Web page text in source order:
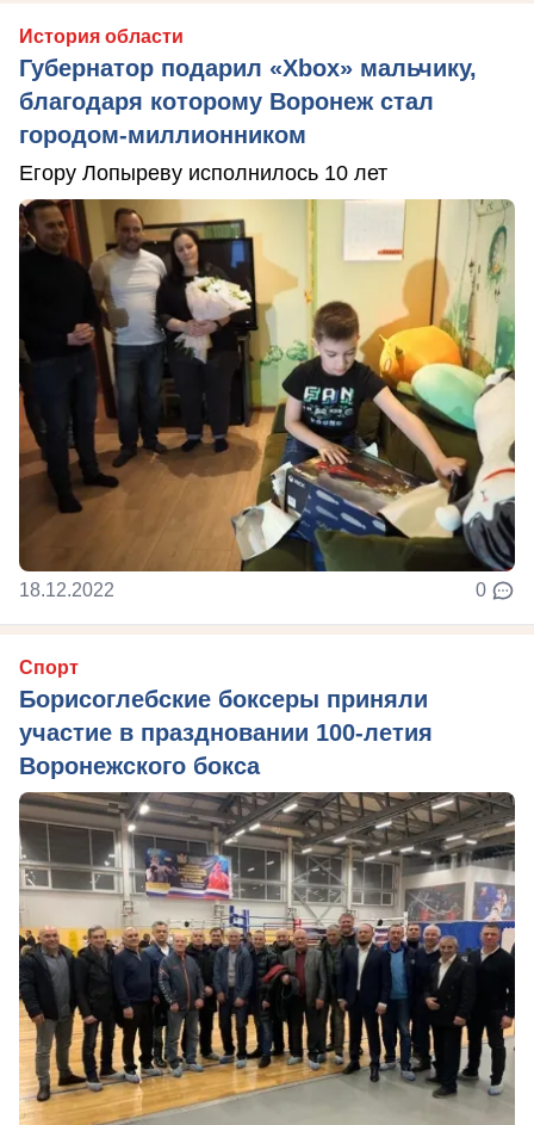
История области
Губернатор подарил «Xbox» мальчику,
благодаря которому Воронеж стал
городом-миллионником
Егору Лопыреву исполнилось 10 лет
18.12.2022 0
Спорт
Борисоглебские боксеры приняли
участие в праздновании 100-летия
Воронежского бокса